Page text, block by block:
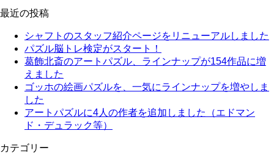
最近の投稿
シャフトのスタッフ紹介ページをリニューアルしました
パズル脳トレ検定がスタート！
葛飾北斎のアートパズル、ラインナップが154作品に増
えました
ゴッホの絵画パズルを、一気にラインナップを増やしま
した
アートパズルに4人の作者を追加しました（エドマン
ド・デュラック等）
カテゴリー